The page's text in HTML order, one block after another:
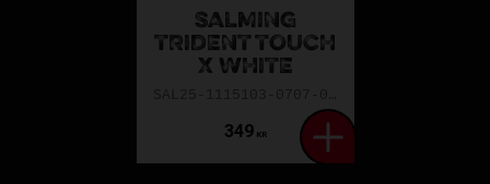
SALMING
TRIDENT TOUCH
X WHITE
349KR